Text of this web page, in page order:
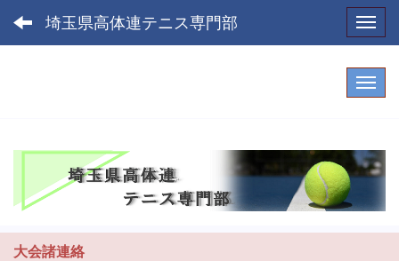
埼玉県高体連テニス専門部
大会諸連絡